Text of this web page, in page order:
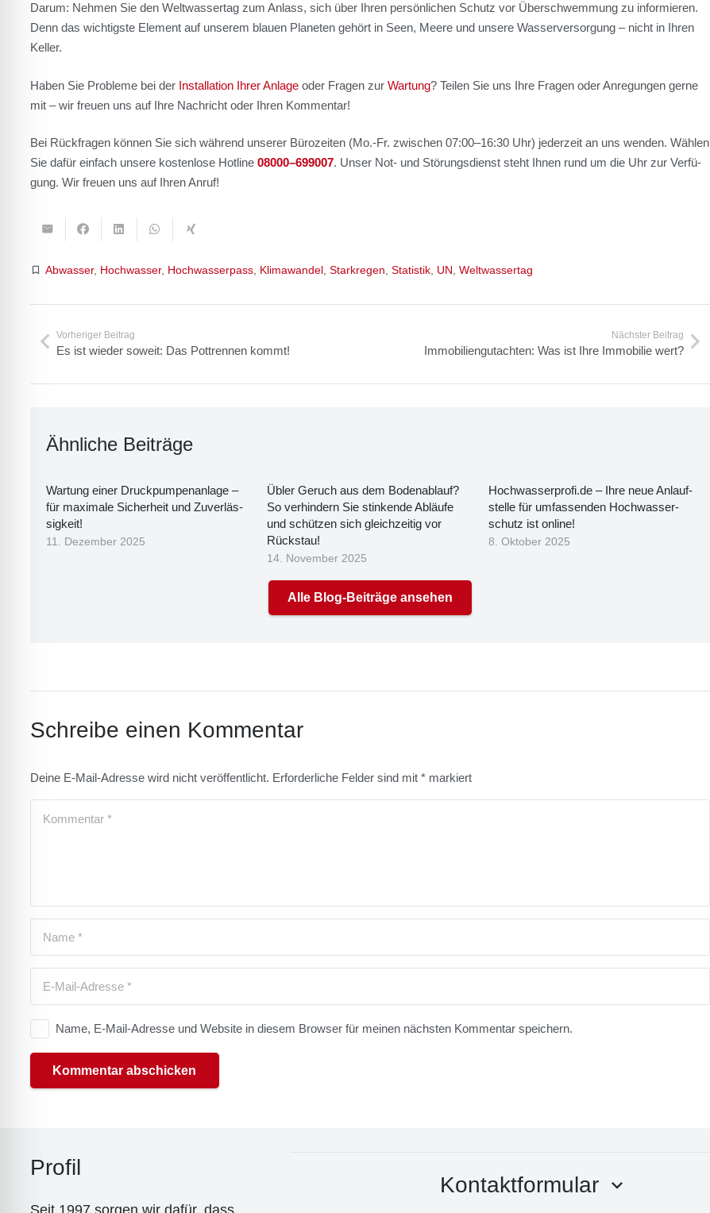
Dar­um: Neh­men Sie den Welt­was­ser­tag zum Anlass, sich über Ihren per­sön­li­chen Schutz vor Über­schwem­mung zu infor­mie­ren.
Denn das wich­tigs­te Ele­ment auf unse­rem blau­en Pla­ne­ten gehört in Seen, Mee­re und unse­re Was­ser­ver­sor­gung – nicht in Ihren
Kel­ler.
Haben Sie Pro­ble­me bei der Instal­la­ti­on Ihrer Anla­geoder Fra­gen zur War­tung? Tei­len Sie uns Ihre Fra­gen oder Anre­gun­gen ger­ne
mit – wir freu­en uns auf Ihre Nach­richt oder Ihren Kom­men­tar!
Bei Rück­fra­gen kön­nen Sie sich wäh­rend unse­rer Büro­zei­ten (Mo.-Fr. zwi­schen 07:00–16:30 Uhr) jeder­zeit an uns wen­den. Wäh­len
Sie dafür ein­fach unse­re kos­ten­lo­se Hot­line 08000–699007. Unser Not- und Stö­rungs­dienst steht Ihnen rund um die Uhr zur Ver­fü­
gung. Wir freu­en uns auf Ihren Anruf!
bookmark_border Abwasser, Hochwasser, Hochwasserpass, Klimawandel, Starkregen Statistik, UN Weltwassertag
Vorheriger Beitrag
Es ist wie­der soweit: Das Pott­ren­nen kommt!
Nächster Beitrag
Immo­bi­li­en­gut­ach­ten: Was ist Ihre Immo­bi­lie wert?
Ähn­li­che Bei­trä­ge
War­tung einer Druck­pum­pen­an­la­ge –
für maxi­ma­le Sicher­heit und Zuver­läs­
sig­keit!
11. Dezember 2025
Übler Geruch aus dem Boden­ab­lauf?
So ver­hin­dern Sie stin­ken­de Abläu­fe
und schüt­zen sich gleich­zei­tig vor
Rück­stau!
14. November 2025
Hochwasserprofi.de – Ihre neue Anlauf­
stel­le für umfas­sen­den Hoch­was­ser­
schutz ist online!
8. Oktober 2025
Alle Blog-Beiträge ansehen
Schreibe einen Kommentar
Deine E-Mail-Adresse wird nicht veröffentlicht. Erforderliche Felder sind mit *markiert
Name, E-Mail-Adresse und Website in diesem Browser für meinen nächsten Kommentar speichern.
Kommentar abschicken
Pro­fil
Kontaktformular keyboard_arrow_down